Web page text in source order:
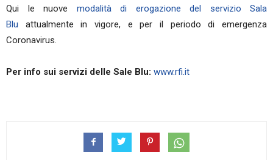
Qui le nuove modalità di erogazione del servizio Sala
Blu attualmente in vigore, e per il periodo di emergenza
Coronavirus.
Per info sui servizi delle Sale Blu: www.rfi.it